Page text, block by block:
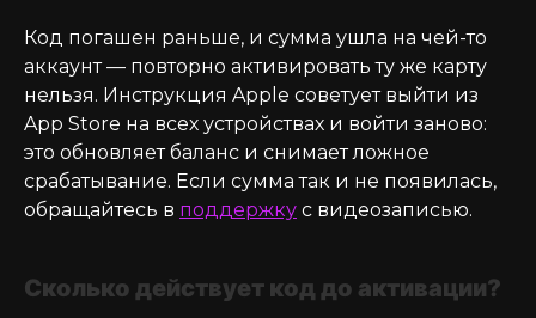
Код погашен раньше, и сумма ушла на чей-то
аккаунт — повторно активировать ту же карту
нельзя. Инструкция Apple советует выйти из
App Store на всех устройствах и войти заново:
это обновляет баланс и снимает ложное
срабатывание. Если сумма так и не появилась,
обращайтесь в поддержку с видеозаписью.
Сколько действует код до активации?